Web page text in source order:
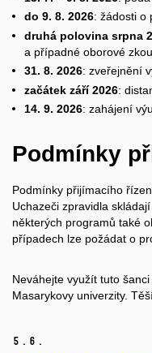
do 9. 8. 2026: žádosti o
druhá polovina srpna
a případné oborové
31. 8. 2026: zveřejnění
začátek září 2026:
14. 9. 2026: zahájení
Podmínky
Podmínky přijímacího
Uchazeči zpravidla
některých programů také
případech lze požádat o
Neváhejte využít tuto
Masarykovy univerzity.
5. 6.